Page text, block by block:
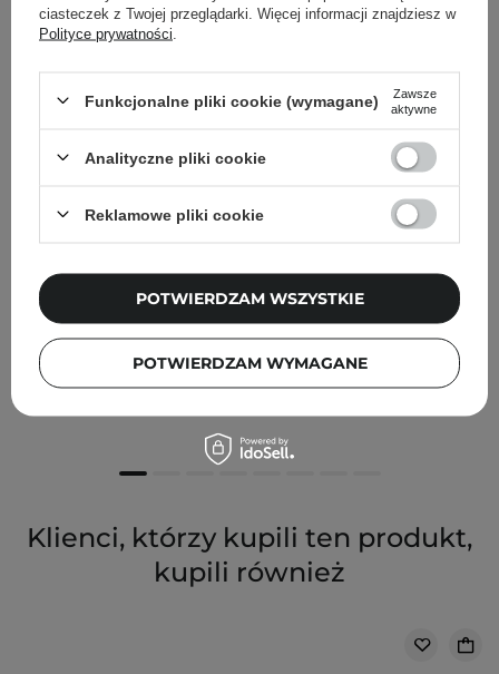
Anwen - Brzoskwinia i Kolendra - Szampon do Suchej i
Wrażliwej Skóry Głowy - 200ml
Klienci, którzy kupili ten produkt,
kupili również
ciasteczek z Twojej przeglądarki. Więcej informacji znajdziesz w
Polityce prywatności
Funkcjonalne pliki cookie (wymagane)
Zawsze
aktywne
Analityczne pliki cookie
Reklamowe pliki cookie
POTWIERDZAM WYMAGANE
POTWIERDZAM WSZYSTKIE